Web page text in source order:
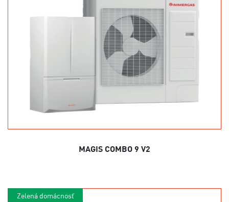
MAGIS COMBO 9 V2
Zelená domácnosť